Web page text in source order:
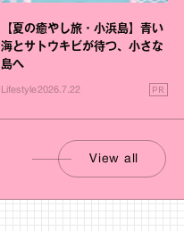
【夏の癒やし旅・小浜島】青い
海とサトウキビが待つ、小さな
島へ
Lifestyle2026.7.22 PR
View all